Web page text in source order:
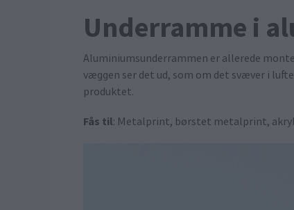
Underramme i
Aluminiumsunderrammen er allerede
væggen ser det ud, som om det svæver i
produktet.
Fås til: Metalprint, børstet metalprint,